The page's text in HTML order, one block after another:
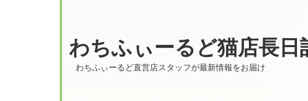
わちふぃーるど猫店長日
わちふぃーるど直営店スタッフが最新情報をお届け